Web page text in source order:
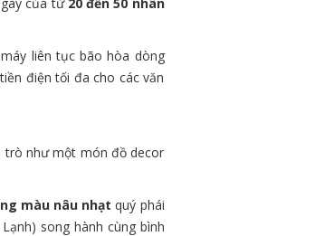
liên tục bão hòa dòng
điện tối đa cho các văn
trò như một món đồ decor
màu nâu nhạt quý phái
song hành cùng bình